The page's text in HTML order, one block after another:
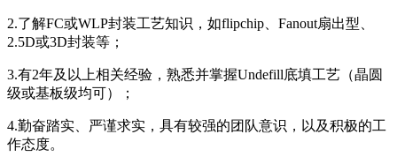
2.了解FC或WLP封装工艺知识，如flipchip、Fanout扇出型、
2.5D或3D封装等；
3.有2年及以上相关经验，熟悉并掌握Undefill底填工艺（晶圆
级或基板级均可）；
4.勤奋踏实、严谨求实，具有较强的团队意识，以及积极的工
作态度。